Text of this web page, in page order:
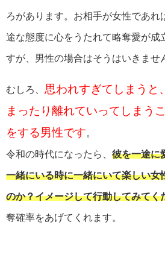
ろがあります。お相手が女性であれ
途な態度に心をうたれて略奪愛が成
すが、男性の場合はそうはいきませ
むしろ、 思われすぎてしまうと
まったり離れていってしまう
をする男性です
令和の時代になったら、 彼を一途に
一緒にいる時に一緒にいて楽しい女
のか？イメージして行動してみてく
奪確率をあげてくれます。